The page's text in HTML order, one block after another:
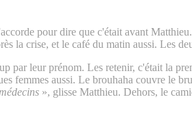
pour dire que c'était avant
la crise, et le café du matin aussi. Les
par leur prénom. Les retenir, c'était la
femmes aussi. Le brouhaha couvre le
», glisse Matthieu. Dehors, le